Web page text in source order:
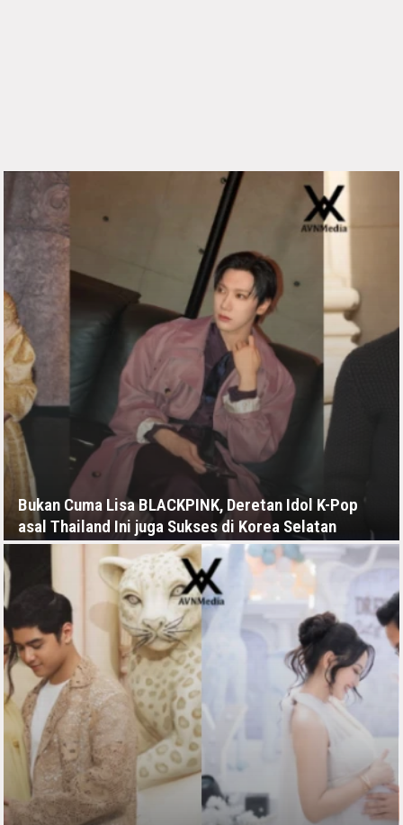
Bukan Cuma Lisa BLACKPINK, Deretan Idol K-Pop
asal Thailand Ini juga Sukses di Korea Selatan